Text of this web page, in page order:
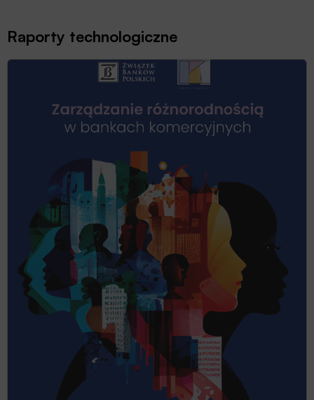
Raporty technologiczne